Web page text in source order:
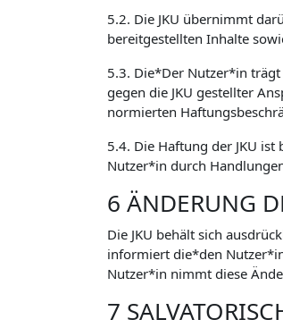
5.2. Die JKU übernimmt
bereitgestellten Inhalte
5.3. Die*Der Nutzer*in
gegen die JKU gestellter
normierten
5.4. Die Haftung der JKU
Nutzer*in durch
6 ÄNDERUNG
Die JKU behält sich
informiert die*den
Nutzer*in nimmt diese
7